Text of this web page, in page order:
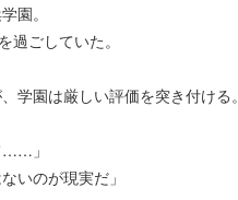
園。
ごしていた。
学園は厳しい評価を突き付ける。
……」
いのが現実だ」